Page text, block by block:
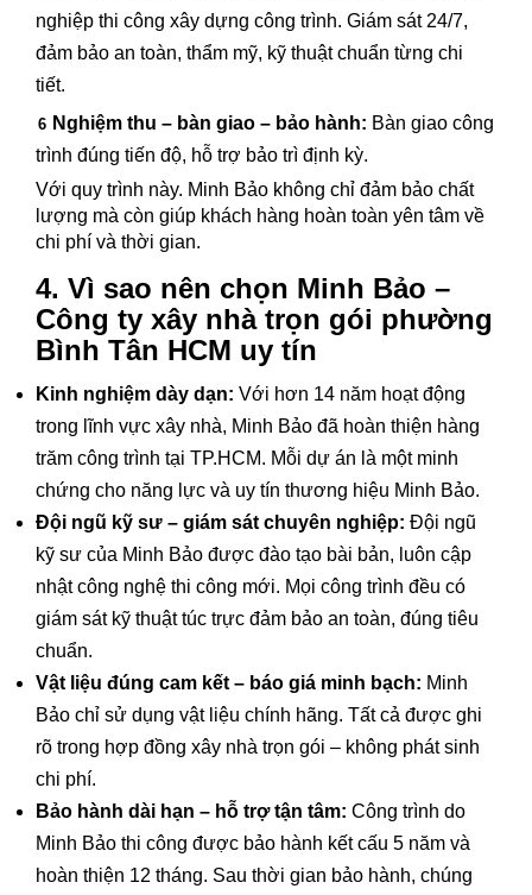
nghiệp thi công xây dựng công trình. Giám sát 24/7,
đảm bảo an toàn, thẩm mỹ, kỹ thuật chuẩn từng chi
tiết.
Nghiệm thu – bàn giao – bảo hành: Bàn giao công
trình đúng tiến độ, hỗ trợ bảo trì định kỳ.
Với quy trình này. Minh Bảo không chỉ đảm bảo chất
lượng mà còn giúp khách hàng hoàn toàn yên tâm về
chi phí và thời gian.
4. Vì sao nên chọn Minh Bảo –
Công ty xây nhà trọn gói phường
Bình Tân HCM uy tín
Kinh nghiệm dày dạn: Với hơn 14 năm hoạt động
trong lĩnh vực xây nhà, Minh Bảo đã hoàn thiện hàng
trăm công trình tại TP.HCM. Mỗi dự án là một minh
chứng cho năng lực và uy tín thương hiệu Minh Bảo.
Đội ngũ kỹ sư – giám sát chuyên nghiệp: Đội ngũ
kỹ sư của Minh Bảo được đào tạo bài bản, luôn cập
nhật công nghệ thi công mới. Mọi công trình đều có
giám sát kỹ thuật túc trực đảm bảo an toàn, đúng tiêu
chuẩn.
Vật liệu đúng cam kết – báo giá minh bạch: Minh
Bảo chỉ sử dụng vật liệu chính hãng. Tất cả được ghi
rõ trong hợp đồng xây nhà trọn gói – không phát sinh
chi phí.
Bảo hành dài hạn – hỗ trợ tận tâm: Công trình do
Minh Bảo thi công được bảo hành kết cấu 5 năm và
hoàn thiện 12 tháng. Sau thời gian bảo hành, chúng